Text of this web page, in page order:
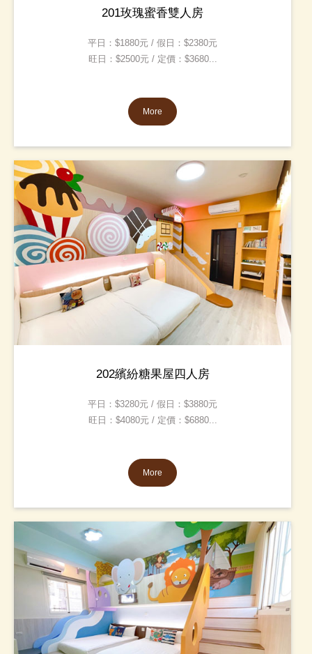
201玫瑰蜜香雙人房
平日：$1880元 / 假日：$2380元
旺日：$2500元 / 定價：$3680...
More
202繽紛糖果屋四人房
平日：$3280元 / 假日：$3880元
旺日：$4080元 / 定價：$6880...
More